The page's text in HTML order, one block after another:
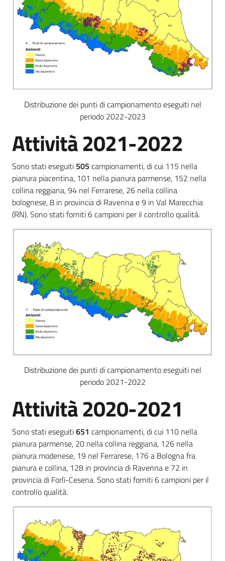
Servizi
Leggi Atti Bandi
Distribuzione dei punti di campionamento eseguiti nel
periodo 2022-2023
Attività 2021-2022
Sono stati eseguiti 505 campionamenti, di cui 115 nella
pianura piacentina, 101 nella pianura parmense, 152 nella
collina reggiana, 94 nel Ferrarese, 26 nella collina
bolognese, 8 in provincia di Ravenna e 9 in Val Marecchia
(RN). Sono stati forniti 6 campioni per il controllo qualità.
Distribuzione dei punti di campionamento eseguiti nel
periodo 2021-2022
Attività 2020-2021
Sono stati eseguiti651 campionamenti, di cui 110 nella
pianura parmense, 20 nella collina reggiana, 126 nella
pianura modenese, 19 nel Ferrarese, 176 a Bologna fra
pianura e collina, 128 in provincia di Ravenna e 72 in
provincia di Forlì-Cesena. Sono stati forniti 6 campioni per il
controllo qualità.